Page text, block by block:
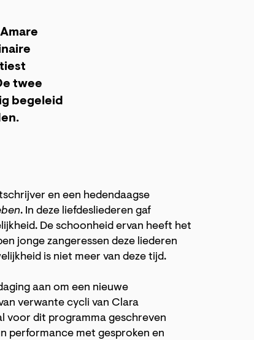
twee
begeleid
en een hedendaagse
. In deze liefdesliederen gaf
De schoonheid ervan heeft het
jonge zangeressen deze liederen
is niet meer van deze tijd.
aan om een nieuwe
verwante cycli van Clara
voor dit programma geschreven
performance met gesproken en